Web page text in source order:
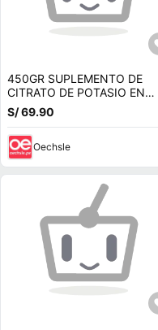
450GR SUPLEMENTO DE
CITRATO DE POTASIO EN
POLVO CON VITAMINA C y D
S/ 69.90
Oechsle